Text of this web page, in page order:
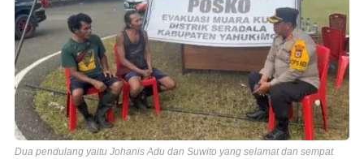
Dua pendulang yaitu Johanis Adu dan Suwito yang selamat dan sempat